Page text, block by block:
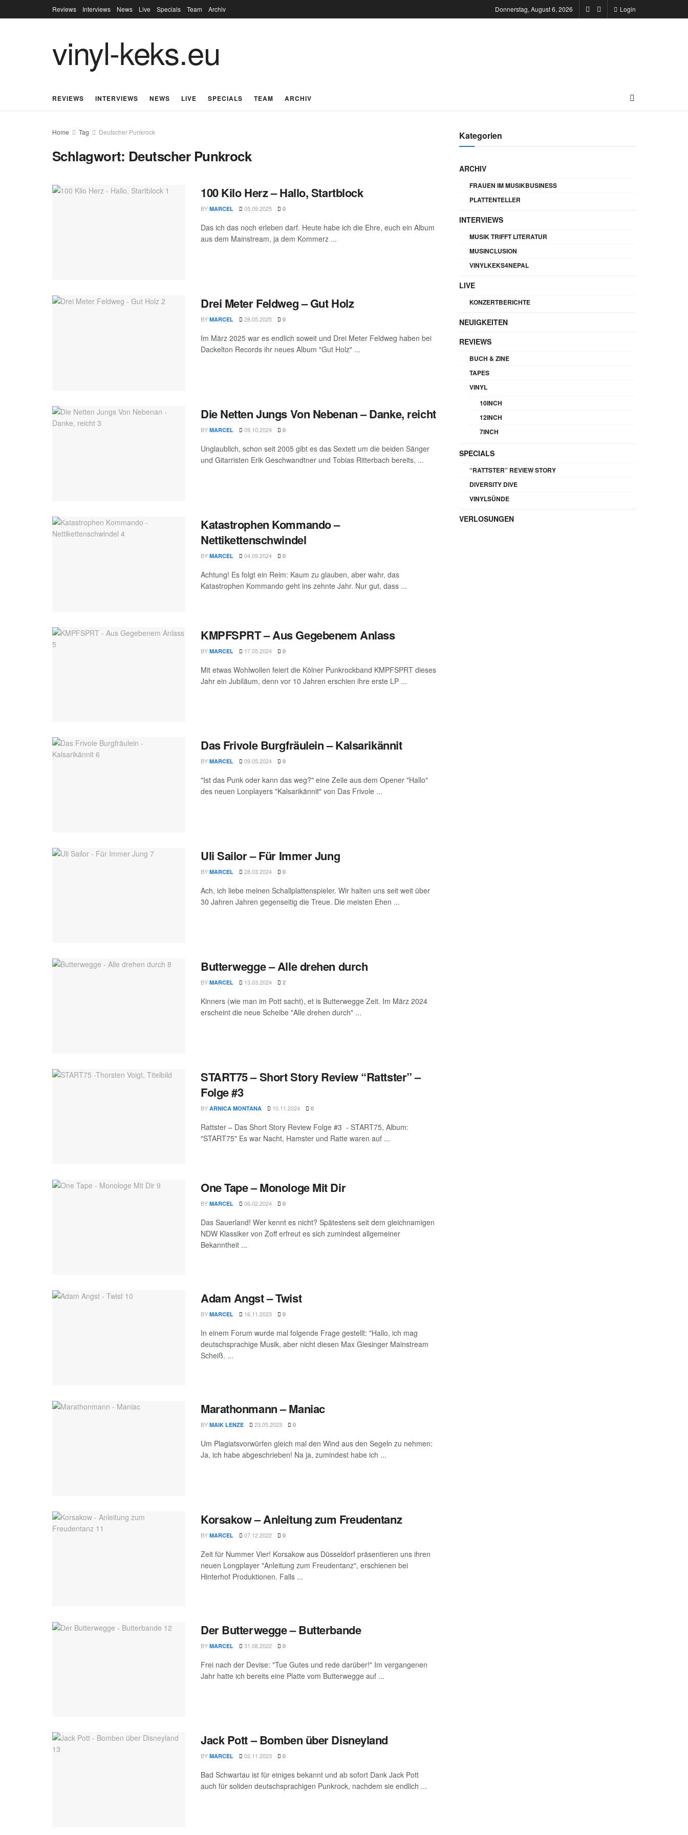
Reviews Interviews News Live Specials Team Archiv Donnerstag, August 6, 2026 Login
vinyl-keks.eu
REVIEWS INTERVIEWS NEWS LIVE SPECIALS TEAM ARCHIV
Home Tag Deutscher Punkrock
Schlagwort: Deutscher Punkrock
100 Kilo Herz – Hallo, Startblock
BY MARCEL 05.09.2025 0
Das ich das noch erleben darf. Heute habe ich die Ehre, euch ein Album
aus dem Mainstream, ja dem Kommerz ...
Drei Meter Feldweg – Gut Holz
BY MARCEL 28.05.2025 0
Im März 2025 war es endlich soweit und Drei Meter Feldweg haben bei
Dackelton Records ihr neues Album "Gut Holz" ...
Die Netten Jungs Von Nebenan – Danke, reicht
BY MARCEL 09.10.2024 0
Unglaublich, schon seit 2005 gibt es das Sextett um die beiden Sänger
und Gitarristen Erik Geschwandtner und Tobias Ritterbach bereits, ...
Katastrophen Kommando –
Nettikettenschwindel
BY MARCEL 04.09.2024 0
Achtung! Es folgt ein Reim: Kaum zu glauben, aber wahr, das
Katastrophen Kommando geht ins zehnte Jahr. Nur gut, dass ...
KMPFSPRT – Aus Gegebenem Anlass
BY MARCEL 17.05.2024 0
Mit etwas Wohlwollen feiert die Kölner Punkrockband KMPFSPRT dieses
Jahr ein Jubiläum, denn vor 10 Jahren erschien ihre erste LP ...
Das Frivole Burgfräulein – Kalsarikännit
BY MARCEL 09.05.2024 0
"Ist das Punk oder kann das weg?" eine Zeile aus dem Opener "Hallo"
des neuen Lonplayers "Kalsarikännit" von Das Frivole ...
Uli Sailor – Für Immer Jung
BY MARCEL 28.03.2024 0
Ach, ich liebe meinen Schallplattenspieler. Wir halten uns seit weit über
30 Jahren Jahren gegenseitig die Treue. Die meisten Ehen ...
Butterwegge – Alle drehen durch
BY MARCEL 13.03.2024 2
Kinners (wie man im Pott sacht), et is Butterwegge Zeit. Im März 2024
erscheint die neue Scheibe "Alle drehen durch" ...
START75 – Short Story Review “Rattster” –
Folge #3
BY ARNICA MONTANA 10.11.2024 0
Rattster – Das Short Story Review Folge #3 - START75, Album:
"START75" Es war Nacht, Hamster und Ratte waren auf ...
One Tape – Monologe Mit Dir
BY MARCEL 06.02.2024 0
Das Sauerland! Wer kennt es nicht? Spätestens seit dem gleichnamigen
NDW Klassiker von Zoff erfreut es sich zumindest allgemeiner
Bekanntheit ...
Adam Angst – Twist
BY MARCEL 16.11.2023 0
In einem Forum wurde mal folgende Frage gestellt: "Hallo, ich mag
deutschsprachige Musik, aber nicht diesen Max Giesinger Mainstream
Scheiß. ...
Marathonmann – Maniac
BY MAIK LENZE 23.05.2023 0
Um Plagiatsvorwürfen gleich mal den Wind aus den Segeln zu nehmen:
Ja, ich habe abgeschrieben! Na ja, zumindest habe ich ...
Korsakow – Anleitung zum Freudentanz
BY MARCEL 07.12.2022 0
Zeit für Nummer Vier! Korsakow aus Düsseldorf präsentieren uns ihren
neuen Longplayer "Anleitung zum Freudentanz", erschienen bei
Hinterhof Produktionen. Falls ...
Der Butterwegge – Butterbande
BY MARCEL 31.08.2022 0
Frei nach der Devise: "Tue Gutes und rede darüber!" Im vergangenen
Jahr hatte ich bereits eine Platte vom Butterwegge auf ...
Jack Pott – Bomben über Disneyland
BY MARCEL 02.11.2023 0
Bad Schwartau ist für einiges bekannt und ab sofort Dank Jack Pott
auch für soliden deutschsprachigen Punkrock, nachdem sie endlich ...
Kategorien
ARCHIV
FRAUEN IM MUSIKBUSINESS
PLATTENTELLER
INTERVIEWS
MUSIK TRIFFT LITERATUR
MUSINCLUSION
VINYLKEKS4NEPAL
LIVE
KONZERTBERICHTE
NEUIGKEITEN
REVIEWS
BUCH & ZINE
TAPES
VINYL
10INCH
12INCH
7INCH
SPECIALS
“RATTSTER” REVIEW STORY
DIVERSITY DIVE
VINYLSÜNDE
VERLOSUNGEN